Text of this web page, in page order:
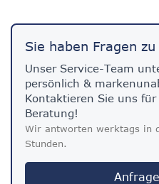
Sie haben Fragen
Unser Service-Team
persönlich &
Kontaktieren Sie uns
Beratung!
Wir antworten werktags in
Stunden.